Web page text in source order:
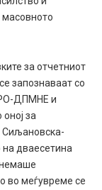
за отчетниот
запознаваат со
ДПМНЕ и
за
Сиљановска-
дваесетина
немаше
во меѓувреме се